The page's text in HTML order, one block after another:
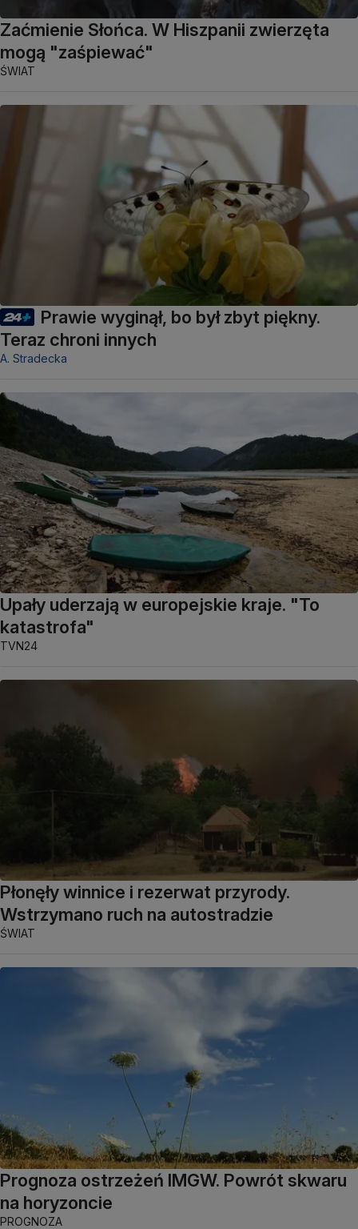
Zaćmienie Słońca. W Hiszpanii zwierzęta
mogą "zaśpiewać"
ŚWIAT
Prawie wyginął, bo był zbyt piękny.
Teraz chroni innych
A. Stradecka
Upały uderzają w europejskie kraje. "To
katastrofa"
TVN24
Płonęły winnice i rezerwat przyrody.
Wstrzymano ruch na autostradzie
ŚWIAT
Prognoza ostrzeżeń IMGW. Powrót skwaru
na horyzoncie
PROGNOZA